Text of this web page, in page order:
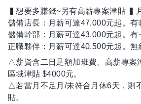
▍想要多賺錢~另有高薪專案津貼 ▍
儲備店長：月薪可達47,000元起。有
儲備幹部：月薪可達43,000元起。有
正職夥伴：月薪可達40,500元起。無
△薪資含二日足額加班費、高薪專案
區域津貼 $4000元。
△若當月不足月/未符合月休6天，則
貼。